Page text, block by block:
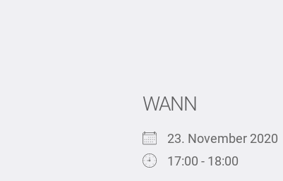
WANN
23. November 2020
17:00 - 18:00